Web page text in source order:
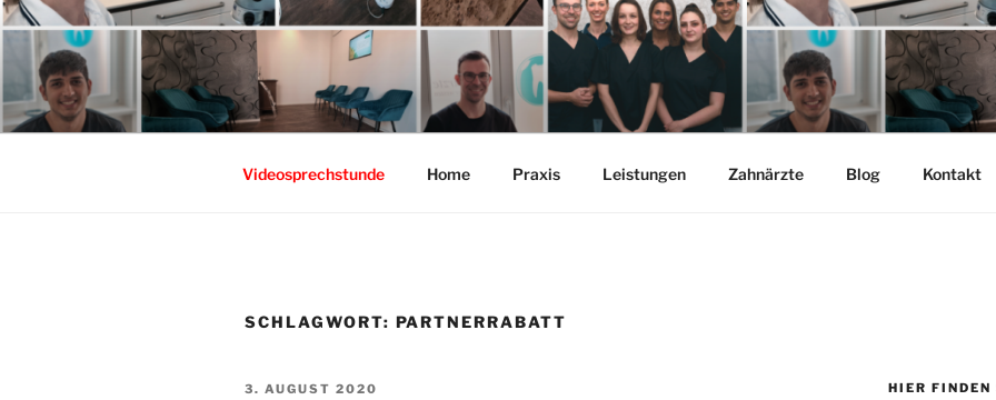
Zum
Inhalt
springen
Videosprechstunde Home Praxis Leistungen Zahnärzte Blog Kontakt
SCHLAGWORT: PARTNERRABATT
VERÖFFENTLICHT
3. AUGUST 2020 HIER FINDEN